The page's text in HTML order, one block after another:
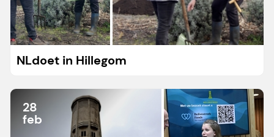
NLdoet in Hillegom
28
feb